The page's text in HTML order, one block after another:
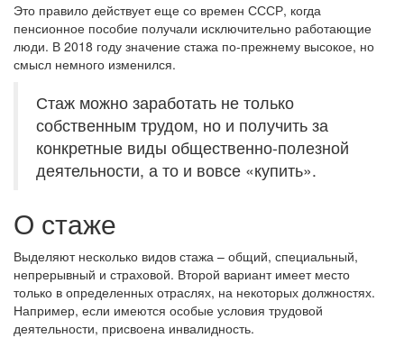
Это правило действует еще со времен СССР, когда
пенсионное пособие получали исключительно работающие
люди. В 2018 году значение стажа по-прежнему высокое, но
смысл немного изменился.
Стаж можно заработать не только
собственным трудом, но и получить за
конкретные виды общественно-полезной
деятельности, а то и вовсе «купить».
О стаже
Выделяют несколько видов стажа – общий, специальный,
непрерывный и страховой. Второй вариант имеет место
только в определенных отраслях, на некоторых должностях.
Например, если имеются особые условия трудовой
деятельности, присвоена инвалидность.